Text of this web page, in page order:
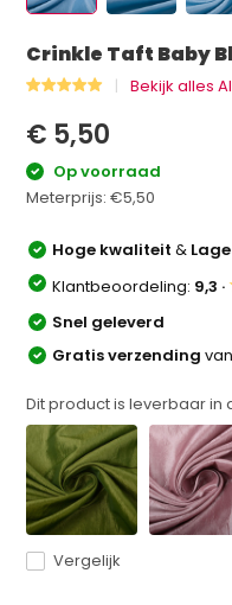
Crinkle Taft Baby
Bekijk alles
€ 5,50
Op voorraad
Meterprijs:€5,50
Hoge kwaliteit&
Klantbeoordeling: 9,3 ·
Snel geleverd
Gratis verzending
Dit product is leverbaar in
Vergelijk